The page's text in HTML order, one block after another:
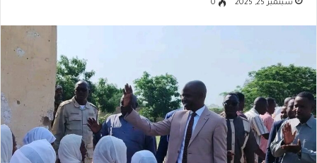
سبتمبر 25, 2025 0